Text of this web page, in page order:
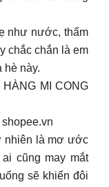
như nước, thấm
chắc chắn là em
hè này.
MI CONG
nhiên là mơ ước
cũng may mắt
sẽ khiến đôi